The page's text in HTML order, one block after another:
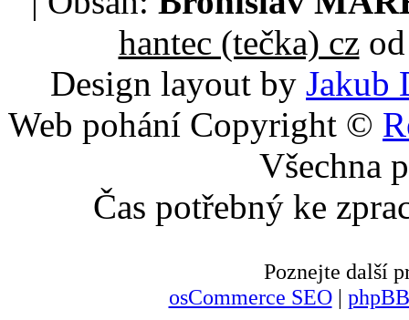
hantec (tečka) czod
Design layout by Jakub
Web pohání Copyright ©
Všechna
Čas potřebný ke
Poznejte další
osCommerce SEO|